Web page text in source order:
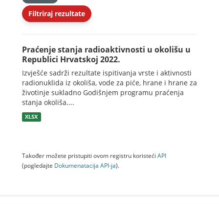
Filtriraj rezultate
Praćenje stanja radioaktivnosti u okolišu u
Republici Hrvatskoj 2022.
Izvješće sadrži rezultate ispitivanja vrste i aktivnosti
radionuklida iz okoliša, vode za piće, hrane i hrane za
životinje sukladno Godišnjem programu praćenja
stanja okoliša....
XLSX
Također možete pristupiti ovom registru koristeći API
(pogledajte Dokumenаtаcijа API-jа).